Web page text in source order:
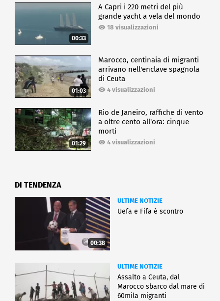
00:33
A Capri i 220 metri del più
grande yacht a vela del mondo
18 visualizzazioni
01:03
Marocco, centinaia di migranti
arrivano nell'enclave spagnola
di Ceuta
4 visualizzazioni
01:29
Rio de Janeiro, raffiche di vento
a oltre cento all'ora: cinque
morti
4 visualizzazioni
DI TENDENZA
00:38
ULTIME NOTIZIE
Uefa e Fifa è scontro
ULTIME NOTIZIE
Assalto a Ceuta, dal
Marocco sbarco dal mare di
60mila migranti